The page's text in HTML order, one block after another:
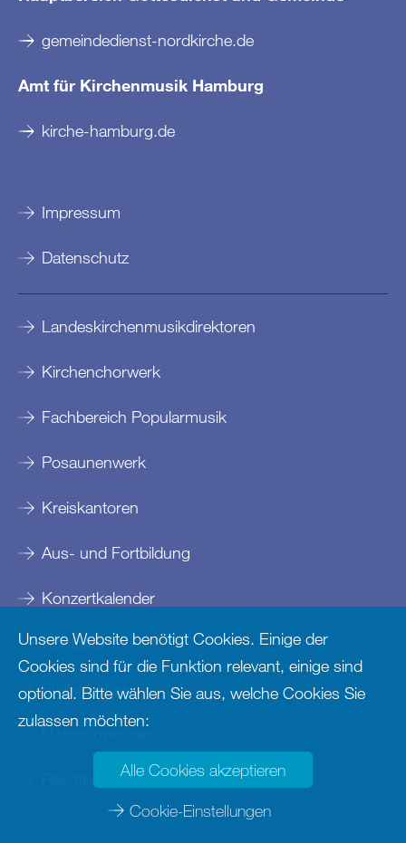
gemeindedienst-nordkirche.de
Amt für Kirchenmusik Hamburg
kirche-hamburg.de
Impressum
Datenschutz
Landeskirchenmusikdirektoren
Kirchenchorwerk
Fachbereich Popularmusik
Posaunenwerk
Kreiskantoren
Aus- und Fortbildung
Konzertkalender
Kontakte
Stellenbörse
Rechtsgrundlagen
Unsere Website benötigt Cookies. Einige der
Cookies sind für die Funktion relevant, einige sind
optional. Bitte wählen Sie aus, welche Cookies Sie
zulassen möchten:
Alle Cookies akzeptieren
Cookie-Einstellungen